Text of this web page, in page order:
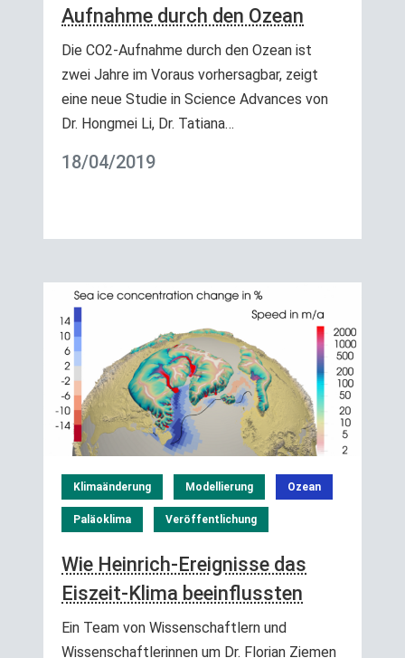
Aufnahme durch den Ozean
Die CO2-Aufnahme durch den Ozean ist
zwei Jahre im Voraus vorhersagbar, zeigt
eine neue Studie in Science Advances von
Dr. Hongmei Li, Dr. Tatiana…
18/04/2019
Klimaänderung Modellierung Ozean
Paläoklima Veröffentlichung
Wie Heinrich-Ereignisse das
Eiszeit-Klima beeinflussten
Ein Team von Wissenschaftlern und
Wissenschaftlerinnen um Dr. Florian Ziemen